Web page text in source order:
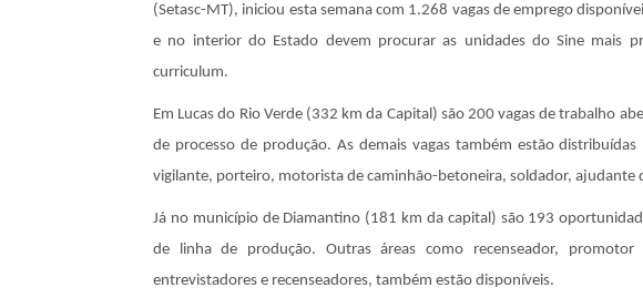
(Setasc-MT), iniciou esta semana com 1.268 vagas de emprego
e no interior do Estado devem procurar as unidades do Sine mais
curriculum.
Em Lucas do Rio Verde (332 km da Capital) são 200 vagas de trabalho
de processo de produção. As demais vagas também estão
vigilante, porteiro, motorista de caminhão-betoneira, soldador, ajudante
Já no município de Diamantino (181 km da capital) são 193
de linha de produção. Outras áreas como recenseador, promotor
entrevistadores e recenseadores, também estão disponíveis.